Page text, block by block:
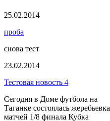
25.02.2014
проба
снова тест
23.02.2014
Тестовая новость 4
Сегодня в Доме футбола на
Таганке состоялась жеребьевка
матчей 1/8 финала Кубка